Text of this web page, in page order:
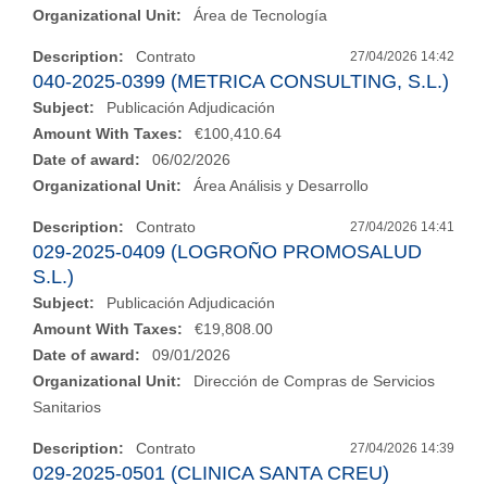
Organizational Unit:
Área de Tecnología
27/04/2026 14:42
040-2025-0399 (METRICA CONSULTING, S.L.)
Description: Contrato
Subject:
Publicación Adjudicación
Amount With Taxes:
€100,410.64
Date of award:
06/02/2026
Organizational Unit:
Área Análisis y Desarrollo
27/04/2026 14:41
029-2025-0409 (LOGROÑO PROMOSALUD
S.L.)
Description: Contrato
Subject:
Publicación Adjudicación
Amount With Taxes:
€19,808.00
Date of award:
09/01/2026
Organizational Unit:
Dirección de Compras de Servicios
Sanitarios
27/04/2026 14:39
029-2025-0501 (CLINICA SANTA CREU)
Description: Contrato